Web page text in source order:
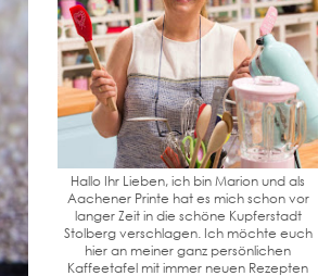
Hallo Ihr Lieben, ich bin Marion und als
Aachener Printe hat es mich schon vor
langer Zeit in die schöne Kupferstadt
Stolberg verschlagen. Ich möchte euch
hier an meiner ganz persönlichen
Kaffeetafel mit immer neuen Rezepten